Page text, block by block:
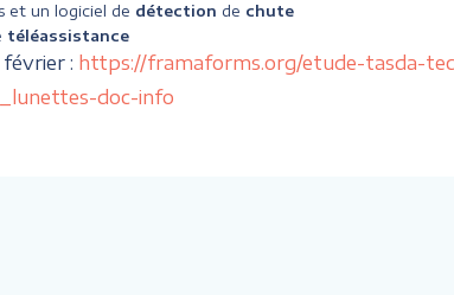
et un logiciel de détection de chute
téléassistance
: https://framaforms.org/etude-tasda-
doc-info